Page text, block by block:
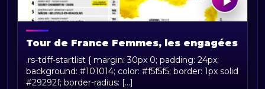
Tour de France Femmes, les engagées
.rs-tdff-startlist { margin: 30px 0; padding: 24px;
background: #101014; color: #f5f5f5; border: 1px solid
#29292f; border-radius: [...]